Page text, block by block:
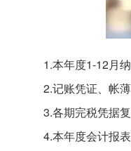
1.本年度1-12月
2.记账凭证、帐薄
3.各期完税凭据
4.本年度会计报